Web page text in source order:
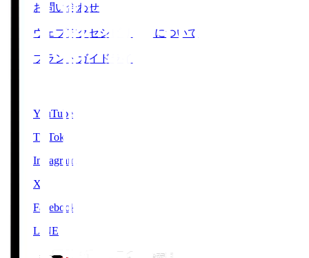
お問い合わせ
ウェブアクセシビリティについて
ブランドガイドライン
YouTube
TikTok
Instagram
X
Facebook
LINE